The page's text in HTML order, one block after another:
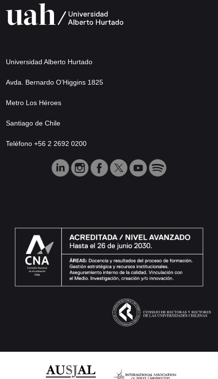
Universidad Alberto Hurtado
Avda. Bernardo O’Higgins 1825
Metro Los Héroes
Santiago de Chile
Teléfono +56 2 2692 0200